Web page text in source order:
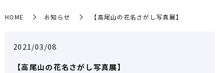
HOME お知らせ 【高尾山の花名さがし写真展】
2021/03/08
【高尾山の花名さがし写真展】